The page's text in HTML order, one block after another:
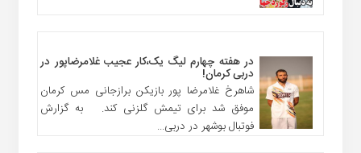
در هفته چهارم لیگ یک،کار عجیب غلامرضاپور در
دربی کرمان!
شاهرخ غلامرضا پور بازیکن برازجانی مس کرمان
موفق شد برای تیمش گلزنی کند. به گزارش
فوتبال بوشهر در دربی...